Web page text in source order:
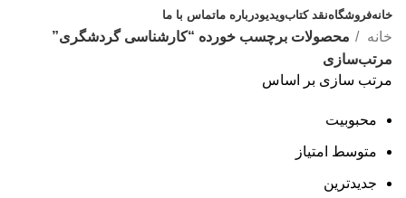
خانهفروشگاهنقد کتابویدیودرباره‌ ماتماس با ما
خانه
محصولات برچسب خورده “کارشناسی گردشگری”
مرتب‌سازی
مرتب سازی بر اساس
محبوبیت
متوسط امتیاز
جدیدترین